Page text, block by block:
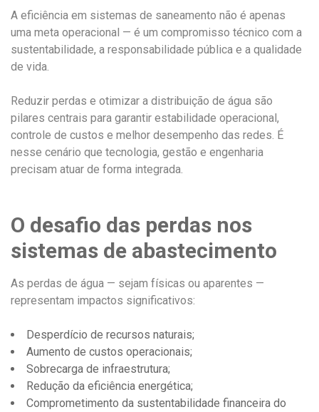
A eficiência em sistemas de saneamento não é apenas
uma meta operacional — é um compromisso técnico com a
sustentabilidade, a responsabilidade pública e a qualidade
de vida.
Reduzir perdas e otimizar a distribuição de água são
pilares centrais para garantir estabilidade operacional,
controle de custos e melhor desempenho das redes. É
nesse cenário que tecnologia, gestão e engenharia
precisam atuar de forma integrada.
O desafio das perdas nos
sistemas de abastecimento
As perdas de água — sejam físicas ou aparentes —
representam impactos significativos:
Desperdício de recursos naturais;
Aumento de custos operacionais;
Sobrecarga de infraestrutura;
Redução da eficiência energética;
Comprometimento da sustentabilidade financeira do